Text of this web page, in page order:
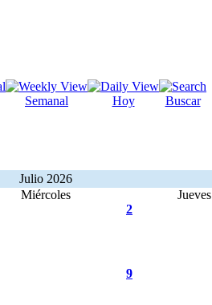
Semanal Hoy Buscar
Julio 2026
Miércoles Jueves
2
9